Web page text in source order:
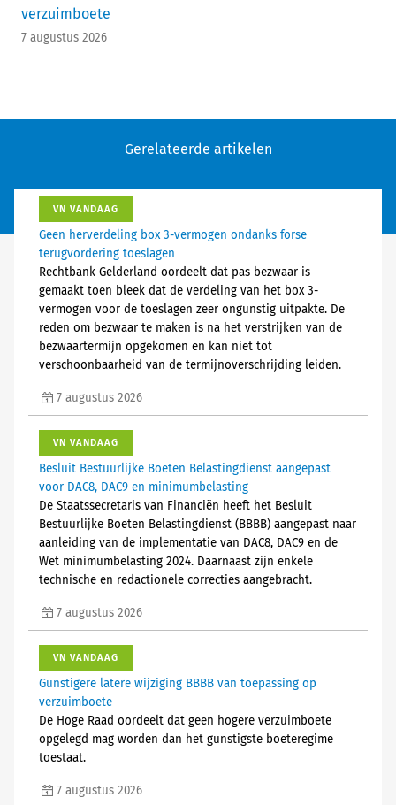
verzuimboete
7 augustus 2026
Gerelateerde artikelen
VN VANDAAG
Geen herverdeling box 3-vermogen ondanks forse
terugvordering toeslagen
Rechtbank Gelderland oordeelt dat pas bezwaar is
gemaakt toen bleek dat de verdeling van het box 3-
vermogen voor de toeslagen zeer ongunstig uitpakte. De
reden om bezwaar te maken is na het verstrijken van de
bezwaartermijn opgekomen en kan niet tot
verschoonbaarheid van de termijnoverschrijding leiden.
7 augustus 2026
VN VANDAAG
Besluit Bestuurlijke Boeten Belastingdienst aangepast
voor DAC8, DAC9 en minimumbelasting
De Staatssecretaris van Financiën heeft het Besluit
Bestuurlijke Boeten Belastingdienst (BBBB) aangepast naar
aanleiding van de implementatie van DAC8, DAC9 en de
Wet minimumbelasting 2024. Daarnaast zijn enkele
technische en redactionele correcties aangebracht.
7 augustus 2026
VN VANDAAG
Gunstigere latere wijziging BBBB van toepassing op
verzuimboete
De Hoge Raad oordeelt dat geen hogere verzuimboete
opgelegd mag worden dan het gunstigste boeteregime
toestaat.
7 augustus 2026